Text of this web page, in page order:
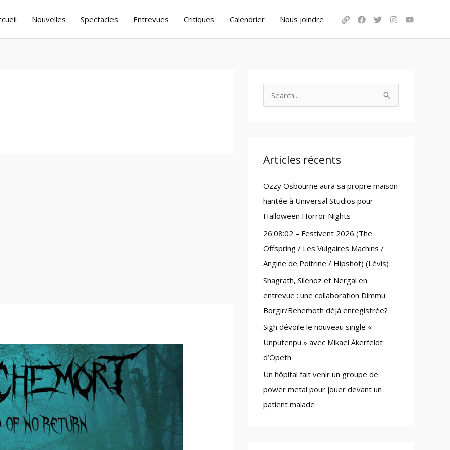
Nouvelles Spectacles Entrevues Critiques Calendrier Nous joindre
c
f
o
r
:
Articles récents
Ozzy Osbourne aura sa propre maison
hantée à Universal Studios pour
Halloween Horror Nights
26:08:02 – Festivent 2026 (The
Offspring / Les Vulgaires Machins /
Angine de Poitrine / Hipshot) (Lévis)
Shagrath, Silenoz et Nergal en
entrevue : une collaboration Dimmu
Borgir/Behemoth déjà enregistrée?
Sigh dévoile le nouveau single «
Unputenpu » avec Mikael Åkerfeldt
d’Opeth
Un hôpital fait venir un groupe de
power metal pour jouer devant un
patient malade